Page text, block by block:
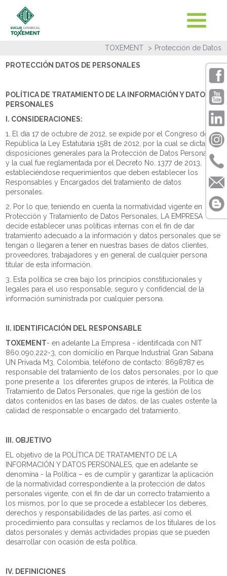
TOXEMENT Protección de Datos
PROTECCIÓN DATOS DE PERSONALES
POLÍTICA DE TRATAMIENTO DE LA INFORMACIÓN Y DATOS
PERSONALES
I. CONSIDERACIONES:
1. El día 17 de octubre de 2012, se expide por el Congreso de la
República la Ley Estatutaria 1581 de 2012, por la cual se dictan
disposiciones generales para la Protección de Datos Personales
y la cual fue reglamentada por el Decreto No. 1377 de 2013,
estableciéndose requerimientos que deben establecer los
Responsables y Encargados del tratamiento de datos
personales.
2. Por lo que, teniendo en cuenta la normatividad vigente en
Protección y Tratamiento de Datos Personales, LA EMPRESA
decide establecer unas políticas internas con el fin de dar
tratamiento adecuado a la información y datos personales que se
tengan o llegaren a tener en nuestras bases de datos clientes,
proveedores, trabajadores y en general de cualquier persona
titular de esta información.
3. Esta política se crea bajo los principios constitucionales y
legales para el uso responsable, seguro y confidencial de la
información suministrada por cualquier persona.
II. IDENTIFICACIÓN DEL RESPONSABLE
TOXEMENT- en adelante La Empresa - identificada con NIT
860.090.222-3, con domicilio en Parque Industrial Gran Sabana
UN Privada M3, Colombia, teléfono de contacto: 8698787 es
responsable del tratamiento de los datos personales, por lo que
pone presente a los diferentes grupos de interés, la Política de
Tratamiento de Datos Personales, que rige la gestión de los
datos contenidos en las bases de datos, de las cuales ostente la
calidad de responsable o encargado del tratamiento.
III. OBJETIVO
EL objetivo de la POLÍTICA DE TRATAMIENTO DE LA
INFORMACIÓN Y DATOS PERSONALES, que en adelante se
denomina - la Política – es de cumplir y garantizar la aplicación
de la normatividad correspondiente a la protección de datos
personales vigente, con el fin de dar un correcto tratamiento a
los mismos, por lo que se procede a establecer los deberes,
derechos y responsabilidades de las partes, así como el
procedimiento para consultas y reclamos de los titulares de los
datos personales y demás actividades propias que se pueden
desarrollar con ocasión de esta política.
IV. DEFINICIONES